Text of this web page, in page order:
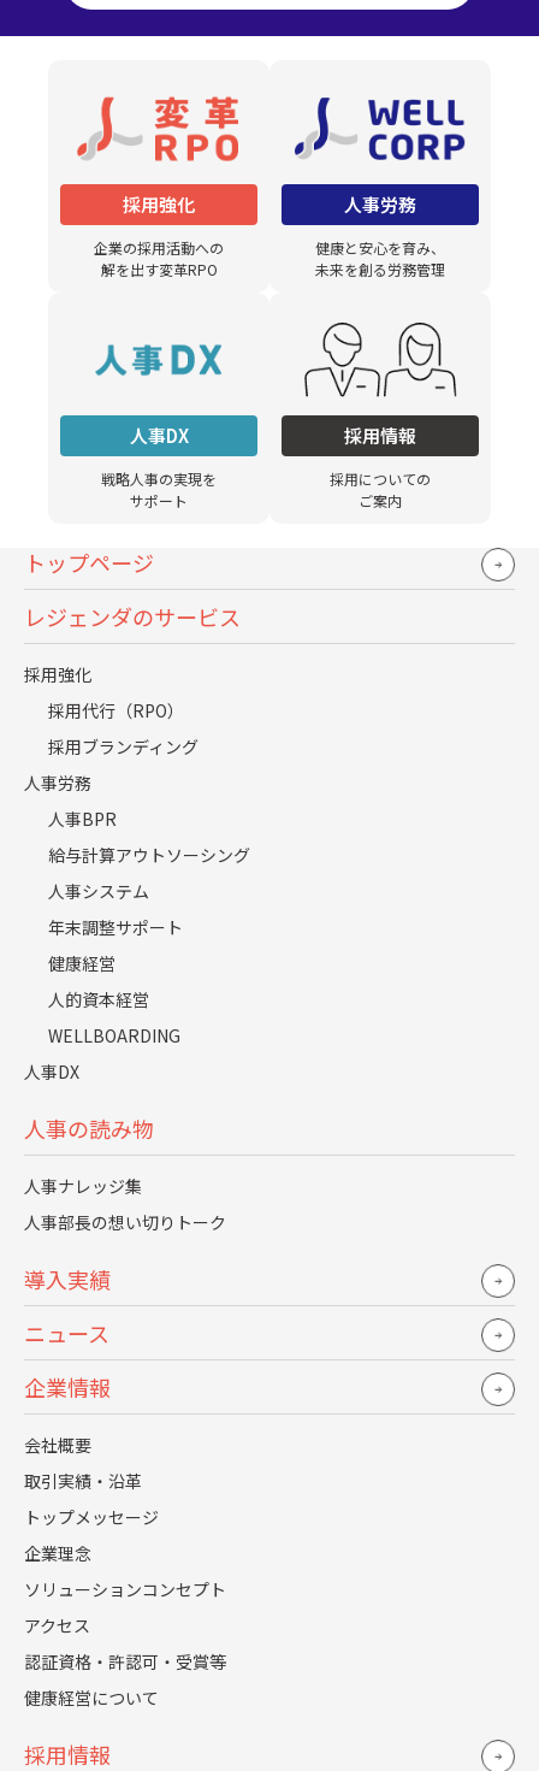
採用強化
企業の採用活動への
解を出す変革RPO
人事労務
健康と安心を育み、
未来を創る労務管理
人事DX
戦略人事の実現を
サポート
採用情報
採用についての
ご案内
トップページ
レジェンダのサービス
採用強化
採用代行（RPO）
採用ブランディング
人事労務
人事BPR
給与計算アウトソーシング
人事システム
年末調整サポート
健康経営
人的資本経営
WELLBOARDING
人事DX
人事の読み物
人事ナレッジ集
人事部長の想い切りトーク
導入実績
ニュース
企業情報
会社概要
取引実績・沿革
トップメッセージ
企業理念
ソリューションコンセプト
アクセス
認証資格・許認可・受賞等
健康経営について
採用情報
今後も在宅ワークは推奨してほしい。転職するにもそ
時間管理ではなく成果管理にして欲しい。時間でしか
部下を管理できないのは時代遅れであると感じる。
（運輸業・関東・20代）
4. 「音楽」「体操」など様々に工夫して、在宅ワ
ークに順応 ※在宅ワークで働く729名に質問
在宅ワークで働く中で仕事に集中するために行っている
工夫を尋ねると「体操」「音楽」など手軽に取り入れら
れるものから、マインドフルネス講座への参加など、在
宅ワークの苦労の中にも試行錯誤をかさね、状況に向き
合っていることが伝わってきました。
質問：仕事に集中するために行っている工夫を教えてく
ださい。（702件のコメントのうち一部抜粋）
通勤の代わりにランニングをする
Zoomで繋ぎながら全社員でラジオ体操
普段と同じ服装に着替える
集中力が上がる音楽、というのをyoutubeでずっとか
けている
ッキリした状態で午後の仕事を再開できる
良い椅子と複数ディスプレイを買って快適な環境を整
えた
スタンディングデスクを買った。眠気もないし、集中
力がアップする
ればまた仕事に向かえる
デイリープランの設定。夫婦で高め合う
積極的に有給休暇を取得する
仕事中は社員証を首から下げて仕事モードに入るよう
にしている
自家用車内で仕事をする
オンラインでヨガやマインドフルネス講座に参加して
ストレスを軽減させる
レジェンダ・コーポレーションの見解
本調査からは緊急事態宣言の発令後、働く環境の整備も
ままならぬまま在宅ワークでの勤務を余儀なくされ、試
行錯誤しながら在宅ワークで働く社会人の姿が浮き彫り